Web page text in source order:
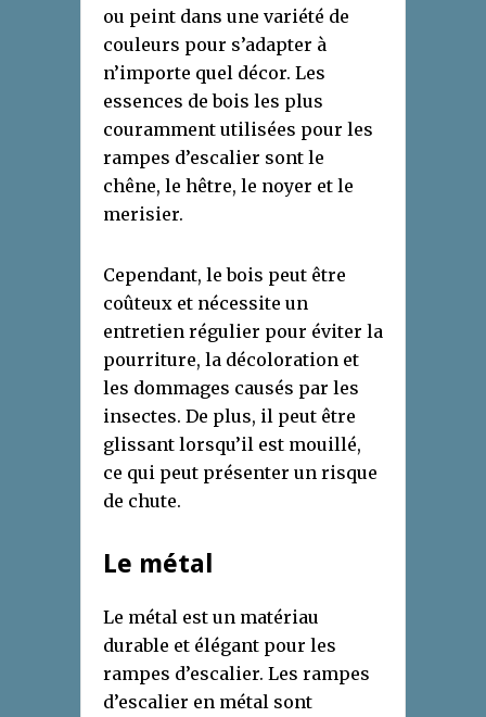
ou peint dans une variété de
couleurs pour s’adapter à
n’importe quel décor. Les
essences de bois les plus
couramment utilisées pour les
rampes d’escalier sont le
chêne, le hêtre, le noyer et le
merisier.
Cependant, le bois peut être
coûteux et nécessite un
entretien régulier pour éviter la
pourriture, la décoloration et
les dommages causés par les
insectes. De plus, il peut être
glissant lorsqu’il est mouillé,
ce qui peut présenter un risque
de chute.
Le métal
Le métal est un matériau
durable et élégant pour les
rampes d’escalier. Les rampes
d’escalier en métal sont